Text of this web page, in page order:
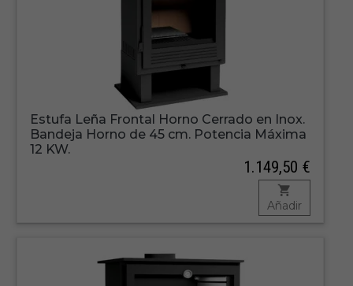
Estufa Leña Frontal Horno Cerrado en Inox.
Bandeja Horno de 45 cm. Potencia Máxima
12 KW.
1.149,50 €
Añadir